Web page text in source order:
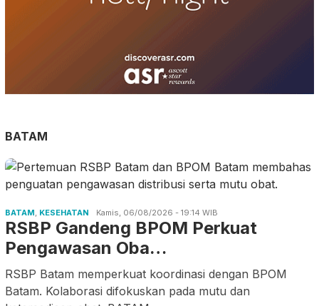
BATAM
BATAM, KESEHATAN Kamis, 06/08/2026 - 19:14 WIB
RSBP Gandeng BPOM Perkuat
Pengawasan Oba…
RSBP Batam memperkuat koordinasi dengan BPOM
Batam. Kolaborasi difokuskan pada mutu dan